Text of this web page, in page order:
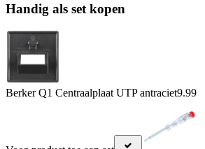
Handig als set kopen
Berker Q1 Centraalplaat UTP antraciet9.99